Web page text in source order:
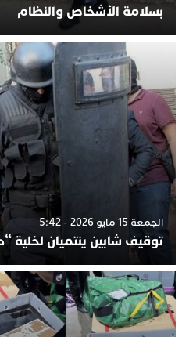
بسلامة الأشخاص والنظام
الجمعة 15 مايو 2026 - 5:42
توقيف شابين ينتميان لخلية